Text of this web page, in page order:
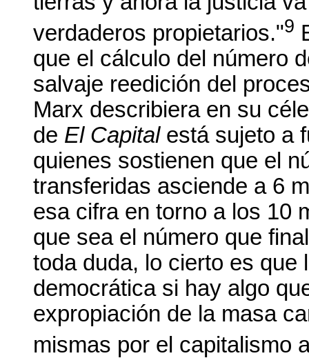
verdaderos propietarios."9
que el cálculo del número
salvaje reedición del
Marx describiera en su
de El Capitalestá sujeto a
quienes sostienen que el
transferidas asciende a 6
esa cifra en torno a los 10
que sea el número que
toda duda, lo cierto es que
democrática si hay algo
expropiación de la masa
mismas por el capitalismo